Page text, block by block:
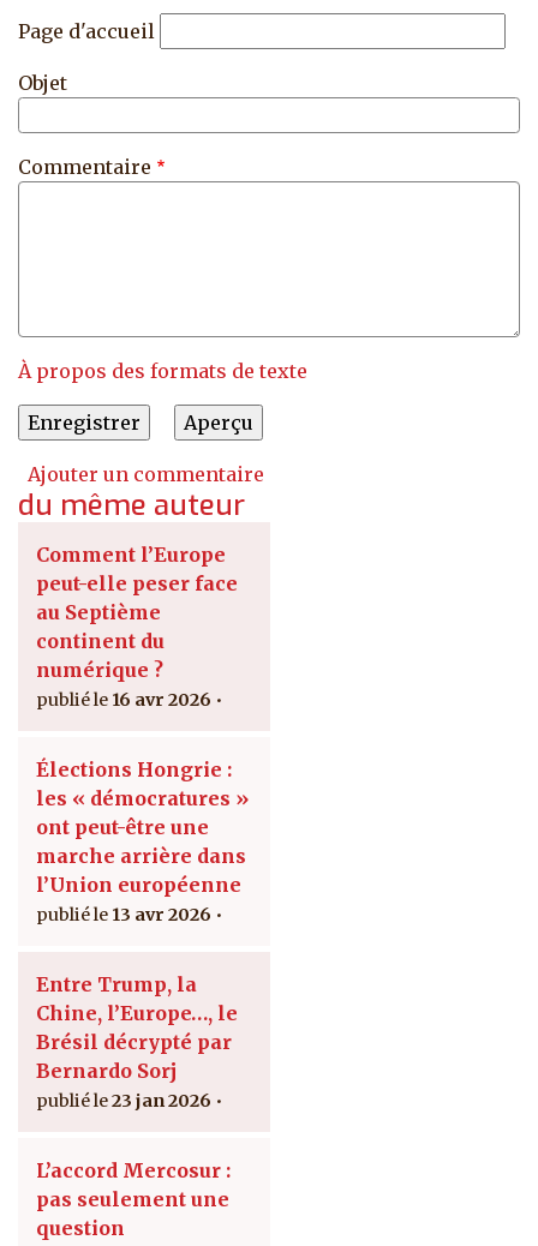
Page d'accueil
Objet
Commentaire
À propos des formats de texte
Ajouter un commentaire
du même auteur
Comment l’Europe
peut-elle peser face
au Septième
continent du
numérique ?
16 avr 2026
Élections Hongrie :
les « démocratures »
ont peut-être une
marche arrière dans
l’Union européenne
13 avr 2026
Entre Trump, la
Chine, l’Europe…, le
Brésil décrypté par
Bernardo Sorj
23 jan 2026
L’accord Mercosur :
pas seulement une
question